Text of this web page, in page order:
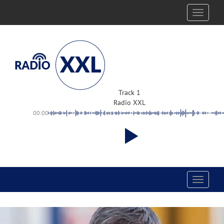
Toggle
Track 1
Radio XXL
00:00
Toggle